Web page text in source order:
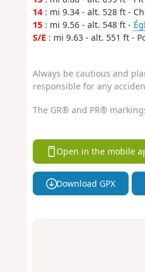
14: mi 9.34 - alt. 528 ft -
15: mi 9.56 - alt. 548 ft -
S/E : mi 9.63 - alt. 551 ft -
Always be cautious and
responsible for any
The GR® and PR®
Open in the mobile
Download GPX